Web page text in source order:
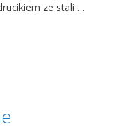
ze stali …